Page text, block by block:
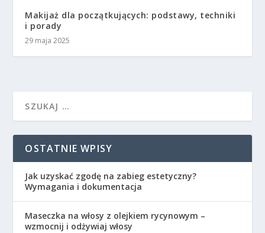
Makijaż dla początkujących: podstawy, techniki
i porady
29 maja 2025
OSTATNIE WPISY
Jak uzyskać zgodę na zabieg estetyczny?
Wymagania i dokumentacja
Maseczka na włosy z olejkiem rycynowym –
wzmocnij i odżywiaj włosy